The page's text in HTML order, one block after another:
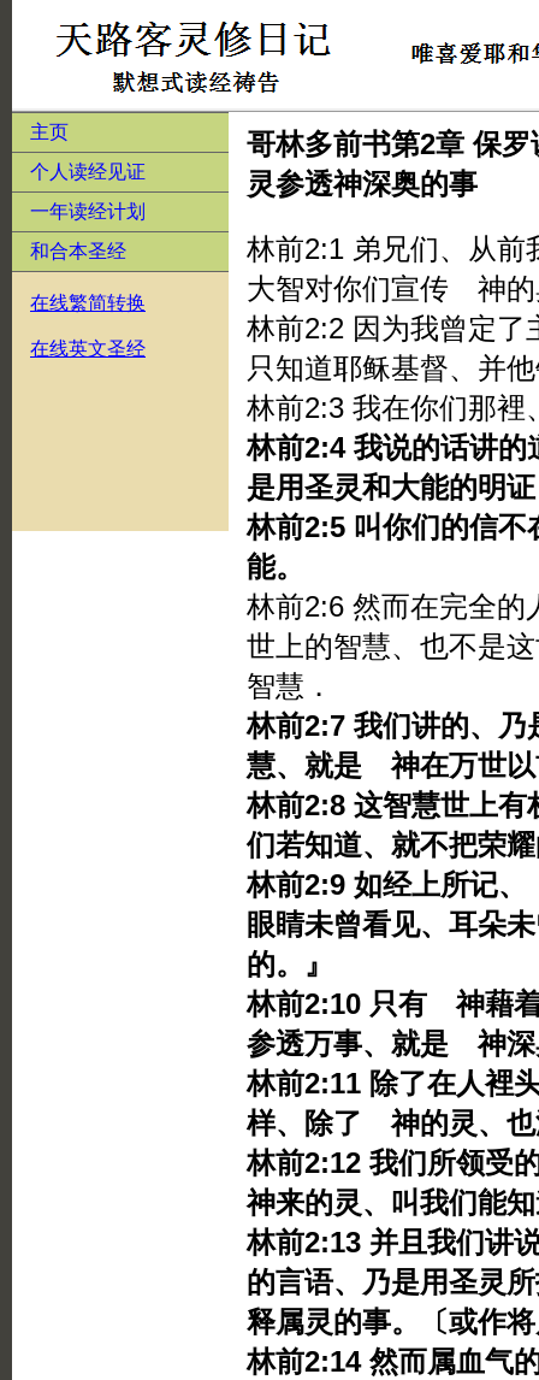
主页
个人读经见证
一年读经计划
和合本圣经
在线繁简转换
在线英文圣经
哥林多前书第2章 保
灵参透神深奥的事
林前2:1 弟兄们、从前
大智对你们宣传 神的
林前2:2 因为我曾定了
只知道耶稣基督、并
林前2:3 我在你们那裡
林前2:4 我说的话讲的
是用圣灵和大能的明
林前2:5 叫你们的信
能。
林前2:6 然而在完全的
世上的智慧、也不是
智慧．
林前2:7 我们讲的、
慧、就是 神在万世以
林前2:8 这智慧世上有
们若知道、就不把荣
林前2:9 如经上所记
眼睛未曾看见、耳朵
的。』
林前2:10 只有 神藉
参透万事、就是 神深
林前2:11 除了在人裡
样、除了 神的灵、
林前2:12 我们所领受
神来的灵、叫我们能
林前2:13 并且我们讲
的言语、乃是用圣灵
释属灵的事。〔或作
林前2:14 然而属血气